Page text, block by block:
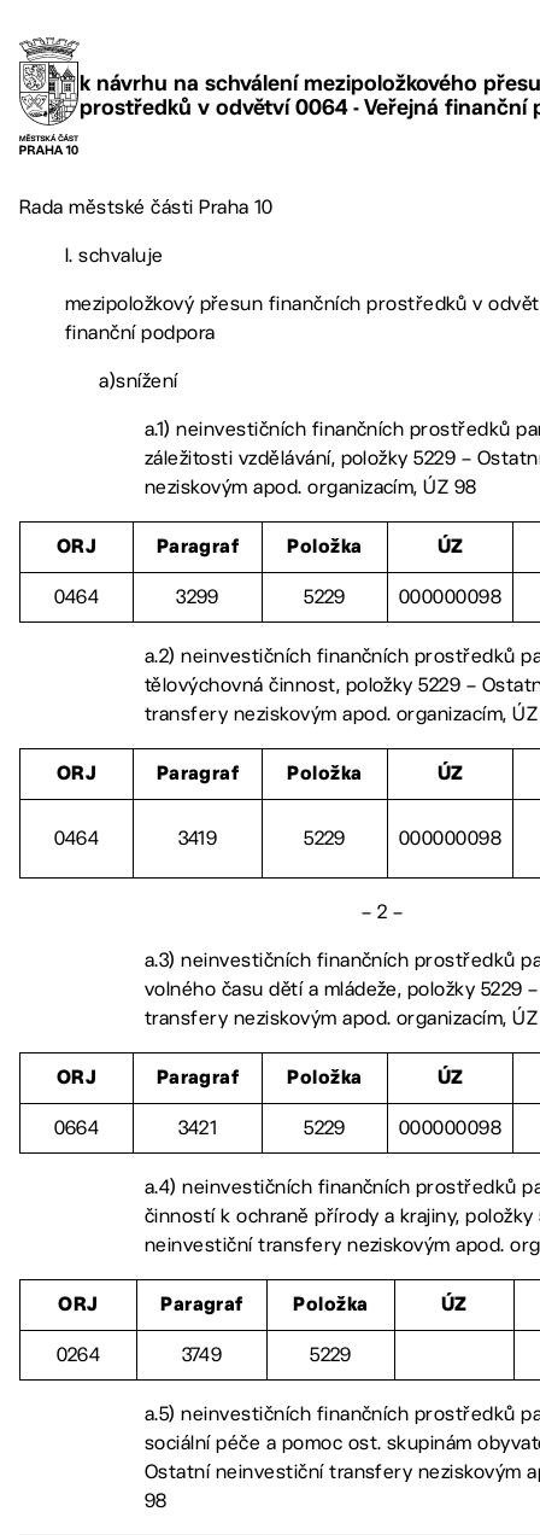
k návrhu na schválení mezipoložkového
prostředků v odvětví 0064 - Veřejná finanční
Rada městské části Praha 10
I. schvaluje
mezipoložkový přesun finančních prostředků v
finanční podpora
a)snížení
a.1) neinvestičních finančních prostředků
záležitosti vzdělávání, položky 5229 –
neziskovým apod. organizacím, ÚZ 98
ORJ Paragraf Položka ÚZ
0464 3299 5229 000000098
a.2) neinvestičních finančních prostředků
tělovýchovná činnost, položky 5229 –
transfery neziskovým apod. organizacím,
ORJ Paragraf Položka ÚZ
0464 3419 5229 000000098
– 2 –
a.3) neinvestičních finančních prostředků
volného času dětí a mládeže, položky 5229
transfery neziskovým apod. organizacím,
ORJ Paragraf Položka ÚZ
0664 3421 5229 000000098
a.4) neinvestičních finančních prostředků
činností k ochraně přírody a krajiny, položky
neinvestiční transfery neziskovým apod.
ORJ Paragraf Položka ÚZ
0264 3749 5229
a.5) neinvestičních finančních prostředků
sociální péče a pomoc ost. skupinám
Ostatní neinvestiční transfery neziskovým
98